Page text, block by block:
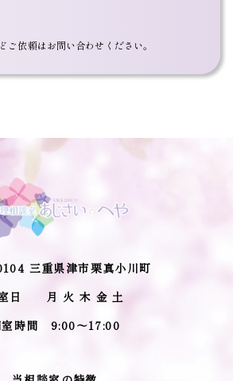
ご依頼はお問い合わせください。
三重県津市栗真小川町
日 月 火 木 金 土
室時間 9:00～17:00